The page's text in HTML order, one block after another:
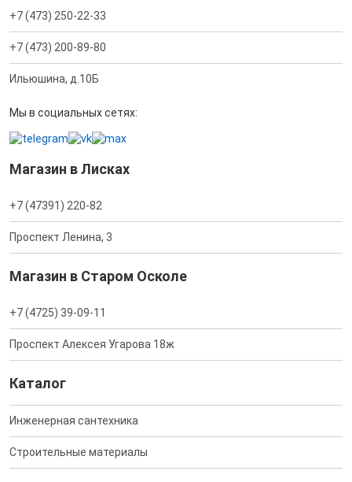
+7 (473) 250-22-33
+7 (473) 200-89-80
Ильюшина, д.10Б
Мы в социальных сетях:
Магазин в Лисках
+7 (47391) 220-82
Проспект Ленина, 3
Магазин в Старом Осколе
+7 (4725) 39-09-11
Проспект Алексея Угарова 18ж
Каталог
Инженерная сантехника
Строительные материалы